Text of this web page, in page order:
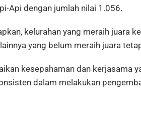
Api dengan jumlah nilai 1.056.
kelurahan yang meraih juara
yang belum meraih juara
kesepahaman dan kerjasama
dalam melakukan